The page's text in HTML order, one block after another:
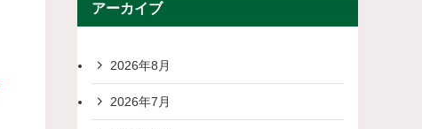
アーカイブ
2026年8月
2026年7月